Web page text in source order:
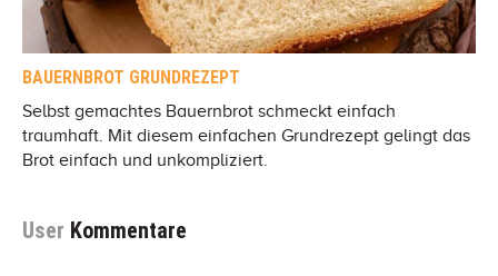
BAUERNBROT GRUNDREZEPT
Selbst gemachtes Bauernbrot schmeckt einfach
traumhaft. Mit diesem einfachen Grundrezept gelingt das
Brot einfach und unkompliziert.
User Kommentare